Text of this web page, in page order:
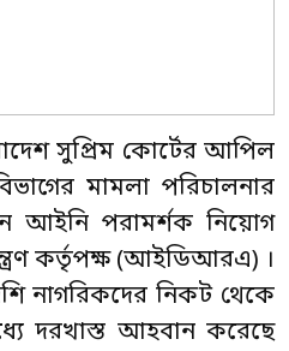
সুপ্রিম কোর্টের আপিল
মামলা পরিচালনার
আইনি পরামর্শক নিয়োগ
কর্তৃপক্ষ (আইডিআরএ) ।
নাগরিকদের নিকট থেকে
দরখাস্ত আহবান করেছে